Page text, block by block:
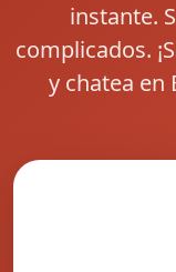
instante.
complicados.
y chatea en